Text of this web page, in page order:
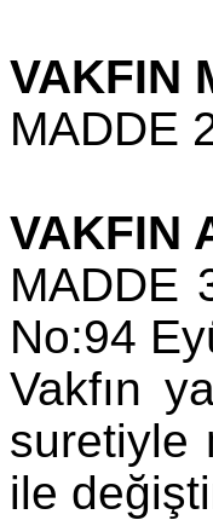
VAKFIN
MADDE
VAKFIN
MADDE
No:94
Vakfın
suretiyle
ile